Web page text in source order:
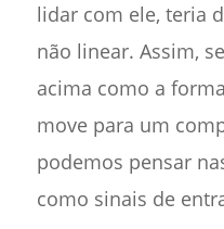
lidar com ele, teria
não linear. Assim,
acima como a
move para um
podemos pensar
como sinais de